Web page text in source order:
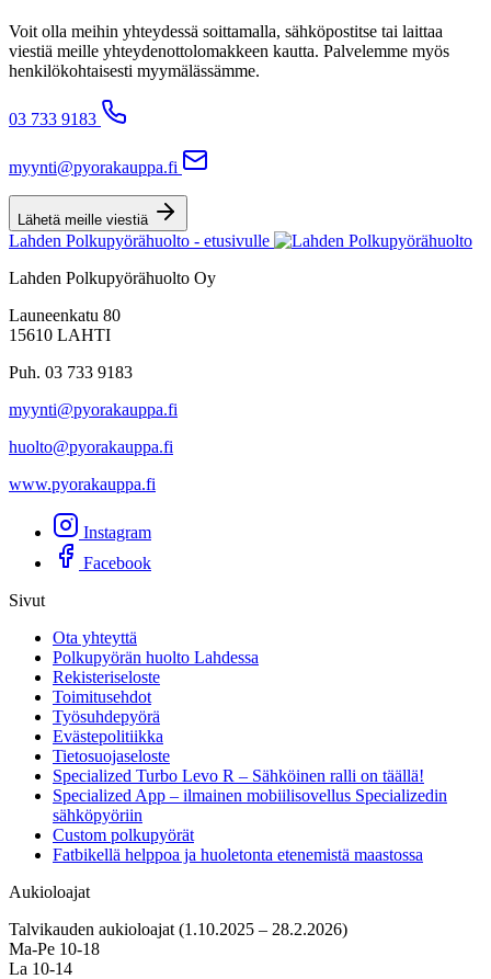
Voit olla meihin yhteydessä soittamalla, sähköpostitse tai laittaa
viestiä meille yhteydenottolomakkeen kautta. Palvelemme myös
henkilökohtaisesti myymälässämme.
03 733 9183
myynti@pyorakauppa.fi
Lähetä meille viestiä
Lahden Polkupyörähuolto - etusivulle
Lahden Polkupyörähuolto Oy
Launeenkatu 80
15610 LAHTI
Puh. 03 733 9183
myynti@pyorakauppa.fi
huolto@pyorakauppa.fi
www.pyorakauppa.fi
Instagram
Facebook
Sivut
Ota yhteyttä
Polkupyörän huolto Lahdessa
Rekisteriseloste
Toimitusehdot
Työsuhdepyörä
Evästepolitiikka
Tietosuojaseloste
Specialized Turbo Levo R – Sähköinen ralli on täällä!
Specialized App – ilmainen mobiilisovellus Specializedin
sähköpyöriin
Custom polkupyörät
Fatbikellä helppoa ja huoletonta etenemistä maastossa
Aukioloajat
Talvikauden aukioloajat (1.10.2025 – 28.2.2026)
Ma-Pe 10-18
La 10-14